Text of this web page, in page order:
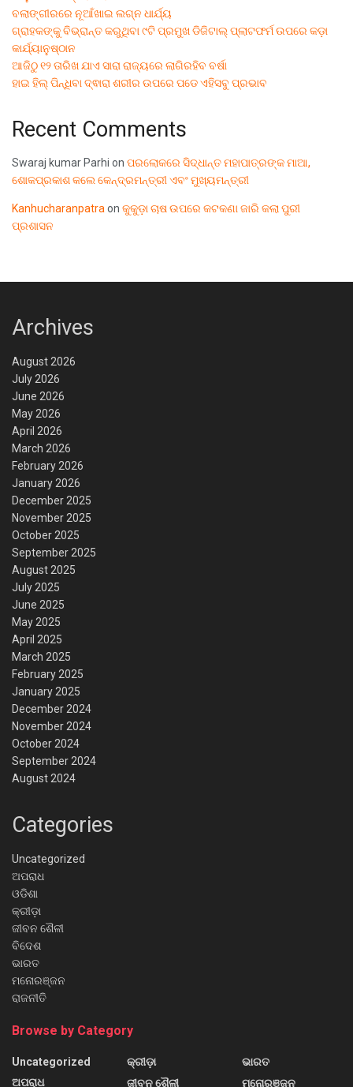
ବଲାଙ୍ଗୀରରେ ନୂଆଁଖାଇ ଲଗ୍ନ ଧାର୍ଯ୍ୟ
ଗ୍ରାହକଙ୍କୁ ବିଭ୍ରାନ୍ତ କରୁଥିବା ୯ଟି ପ୍ରମୁଖ ଡିଜିଟାଲ୍ ପ୍ଲାଟଫର୍ମ ଉପରେ କଡ଼ା
କାର୍ଯ୍ୟାନୁଷ୍ଠାନ
ଆଜିଠୁ ୧୨ ତାରିଖ ଯାଏ ସାରା ରାଜ୍ୟରେ ଲାଗିରହିବ ବର୍ଷା
ହାଇ ହିଲ୍ ପିନ୍ଧିବା ଦ୍ଵାରା ଶରୀର ଉପରେ ପଡେ ଏହିସବୁ ପ୍ରଭାବ
Recent Comments
Swaraj kumar Parhi on ପରଲୋକରେ ସିଦ୍ଧାନ୍ତ ମହାପାତ୍ରଙ୍କ ମାଆ,
ଶୋକପ୍ରକାଶ କଲେ କେନ୍ଦ୍ରମନ୍ତ୍ରୀ ଏବଂ ମୁଖ୍ୟମନ୍ତ୍ରୀ
Kanhucharanpatraon କୁକୁଡ଼ା ଚାଷ ଉପରେ କଟକଣା ଜାରି କଲା ପୁରୀ
ପ୍ରଶାସନ
Archives
August 2026
July 2026
June 2026
May 2026
April 2026
March 2026
February 2026
January 2026
December 2025
November 2025
October 2025
September 2025
August 2025
July 2025
June 2025
May 2025
April 2025
March 2025
February 2025
January 2025
December 2024
November 2024
October 2024
September 2024
August 2024
Categories
Uncategorized
ଅପରାଧ
ଓଡିଶା
କ୍ରୀଡ଼ା
ଜୀବନ ଶୈଳୀ
ବିଦେଶ
ଭାରତ
ମନୋରଞ୍ଜନ
ରାଜନୀତି
Browse by Category
Uncategorized
ଅପରାଧ
କ୍ରୀଡ଼ା
ଜୀବନ ଶୈଳୀ
ଭାରତ
ମନୋରଞ୍ଜନ